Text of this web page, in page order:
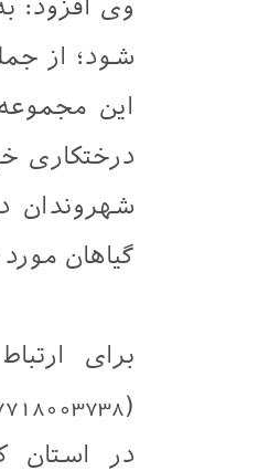
وی افزود:
شود؛ از
این
درختکاری
شهروندان
گیاهان
برای
در استان